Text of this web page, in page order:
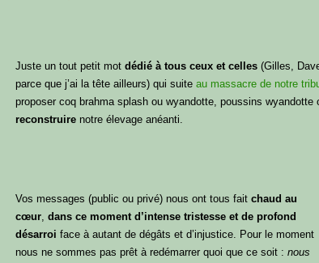
Juste un tout petit motdédié à tous ceux et celles(Gilles,
parce que j’ai la tête ailleurs) qui suiteau massacre de notre
proposer coq brahma splash ou wyandotte, poussins
reconstruire notre élevage anéanti.
Vos messages (public ou privé) nous ont tous faitchaud au
cœur,dans ce moment d’intense tristesse et de profond
désarroi face à autant de dégâts et d’injustice. Pour le moment
nous ne sommes pas prêt à redémarrer quoi que ce soit :nous